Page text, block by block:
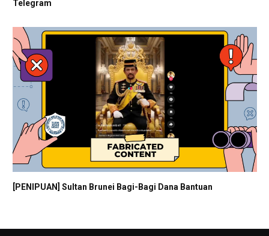
Telegram
[PENIPUAN] Sultan Brunei Bagi-Bagi Dana Bantuan